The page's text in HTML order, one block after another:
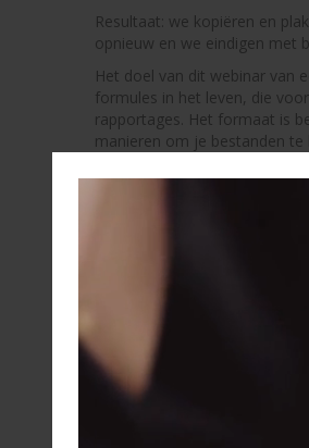
Resultaat: we kopiëren en
opnieuw en we eindigen met
Het doel van dit webinar van
formules in het leven, die
rapportages. Het formaat is
manieren om je bestanden te
• Bepaal snel welke
• Bouw betrouwbaardere
• Regelmatige taken
• Bespaar tijd bij het
Inhoud
Bereken snel (de basis die